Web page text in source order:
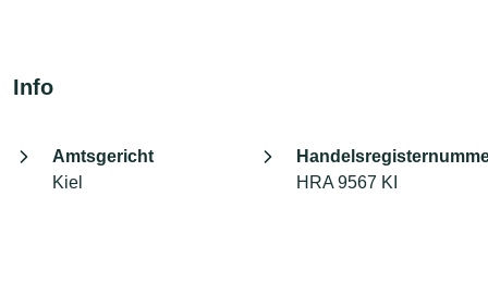
Info
Amtsgericht
Kiel
HRA 9567 KI